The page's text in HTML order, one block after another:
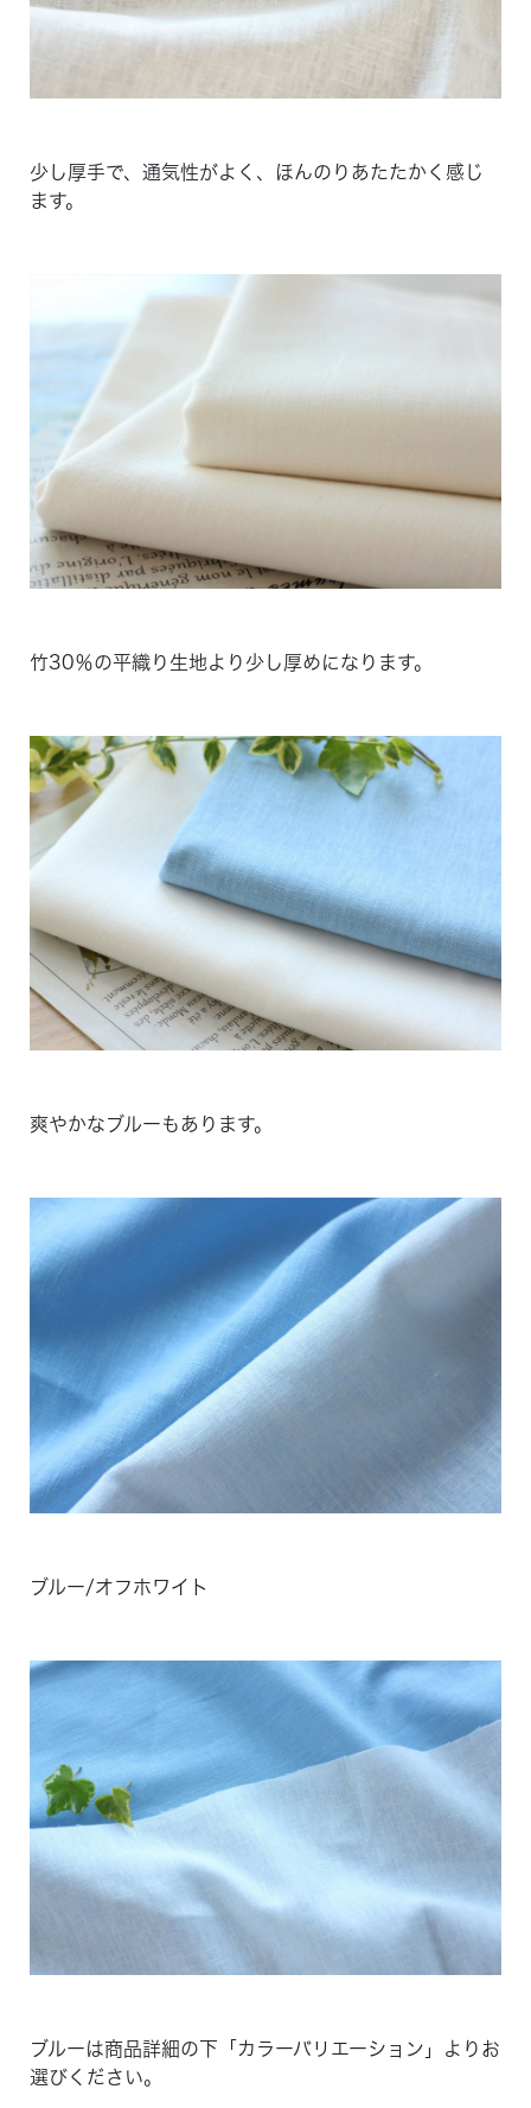
少し厚手で、通気性がよく、ほんのりあたたかく感じ
ます。
竹30％の平織り生地より少し厚めになります。
爽やかなブルーもあります。
ブルー/オフホワイト
ブルーは商品詳細の下「カラーバリエーション」よりお
選びください。